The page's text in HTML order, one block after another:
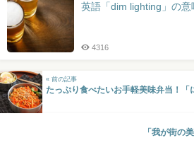
英語「dim lighting」の意
4316
« 前の記事
たっぷり食べたいお手軽美味弁当！「
「我が街の